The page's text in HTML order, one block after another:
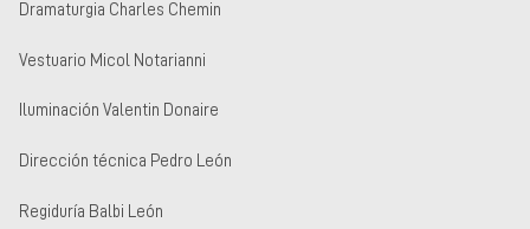
Dramaturgia Charles Chemin
Vestuario Micol Notarianni
Iluminación Valentin Donaire
Dirección técnica Pedro León
Regiduría Balbi León